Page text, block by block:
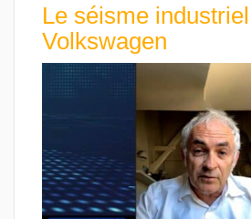
Le séisme industriel
Volkswagen